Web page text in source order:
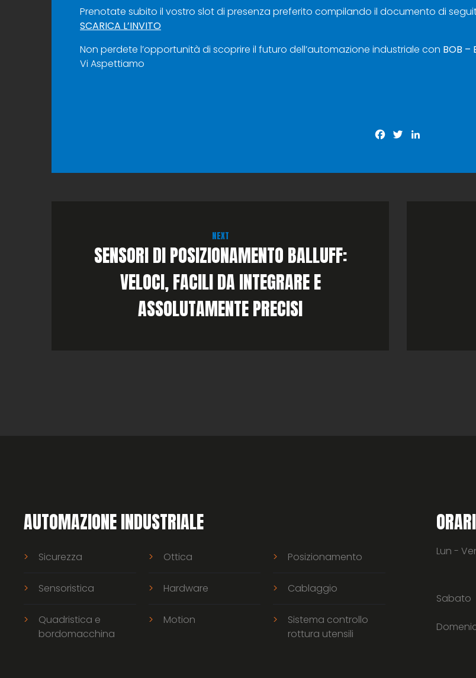
Prenotate subito il vostro slot di presenza preferito compilando il documento di
SCARICA L’INVITO
Non perdete l’opportunità di scoprire il futuro dell’automazione industriale con BOB –
Vi Aspettiamo
Facebook
Twitter
NEXT
SENSORI DI POSIZIONAMENTO BALLUFF:
VELOCI, FACILI DA INTEGRARE E
ASSOLUTAMENTE PRECISI
AUTOMAZIONE INDUSTRIALE
Sicurezza Ottica Posizionamento
Sensoristica Hardware Cablaggio
Quadristica e
bordomacchina
Motion
Sistema controllo
rottura utensili
ORARI
Lun -
Sabato